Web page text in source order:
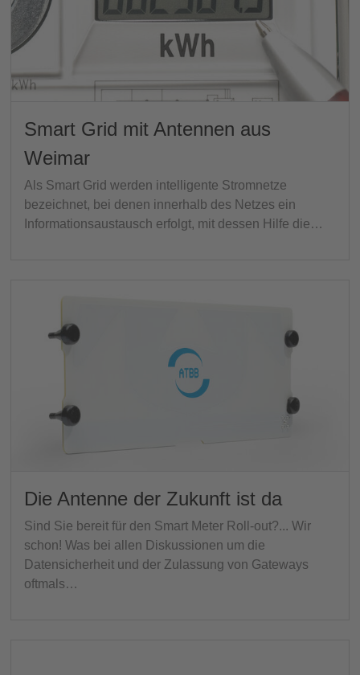
Smart Grid mit Antennen aus
Weimar
Als Smart Grid werden intelligente Stromnetze
bezeichnet, bei denen innerhalb des Netzes ein
Informationsaustausch erfolgt, mit dessen Hilfe die…
Die Antenne der Zukunft ist da
Sind Sie bereit für den Smart Meter Roll-out?... Wir
schon! Was bei allen Diskussionen um die
Datensicherheit und der Zulassung von Gateways
oftmals…